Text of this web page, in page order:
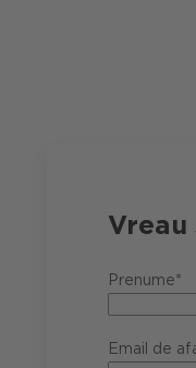
Vreau
Prenume*
Email de